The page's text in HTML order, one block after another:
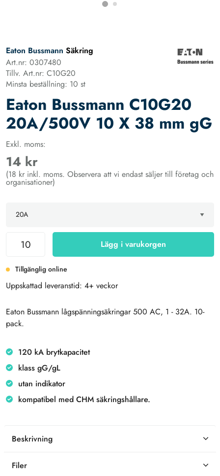
Eaton Bussmann Säkring
Art.nr: 0307480
Tillv. Art.nr: C10G20
Minsta beställning: 10 st
Eaton Bussmann C10G20
20A/500V 10 X 38 mm gG
Exkl. moms:
14 kr
(18 kr inkl. moms. Observera att vi endast säljer till företag och
organisationer)
Lägg i varukorgen
Tillgänglig online
Uppskattad leveranstid: 4+ veckor
Eaton Bussmann lågspänningsäkringar 500 AC, 1 - 32A. 10-
pack.
120 kA brytkapacitet
klass gG/gL
utan indikator
kompatibel med CHM säkringshållare.
Beskrivning
Filer